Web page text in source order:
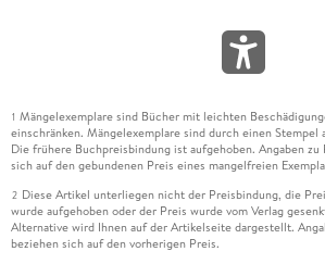
1 Mängelexemplare sind Bücher mit leichten
einschränken. Mängelexemplare sind durch einen Stempel
Die frühere Buchpreisbindung ist aufgehoben. Angaben zu
sich auf den gebundenen Preis eines mangelfreien
2 Diese Artikel unterliegen nicht der Preisbindung, die
wurde aufgehoben oder der Preis wurde vom Verlag
Alternative wird Ihnen auf der Artikelseite dargestellt.
beziehen sich auf den vorherigen Preis.